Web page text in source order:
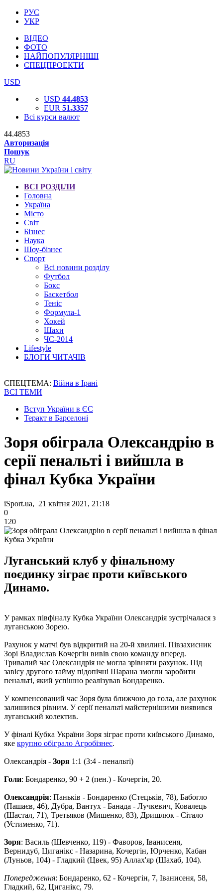
РУС
УКР
ВІДЕО
ФОТО
НАЙПОПУЛЯРНІШІ
СПЕЦПРОЕКТИ
USD
USD 44.4853
EUR 51.3357
Всі курси валют
44.4853
Авторизація
Пошук
RU
ВСІ РОЗДІЛИ
Головна
Україна
Місто
Світ
Бізнес
Наука
Шоу-бізнес
Спорт
Всі новини розділу
Футбол
Бокс
Баскетбол
Теніс
Формула-1
Хокей
Шахи
ЧС-2014
Lifestyle
БЛОГИ ЧИТАЧІВ
СПЕЦТЕМА: Війна в Ірані
ВСІ ТЕМИ
Вступ України в ЄС
Теракт в Барселоні
Зоря обіграла Олександрію в
серії пенальті і вийшла в
фінал Кубка України
iSport.ua, 21 квітня 2021, 21:18
0
120
Луганський клуб у фінальному
поєдинку зіграє проти київського
Динамо.
У рамках півфіналу Кубка України Олександрія зустрічалася з
луганською Зорею.
Рахунок у матчі був відкритий на 20-й хвилині. Півзахисник
Зорі Владислав Кочергін вивів свою команду вперед.
Тривалий час Олександрія не могла зрівняти рахунок. Під
завісу другого тайму підопічні Шарана змогли заробити
пенальті, який успішно реалізував Бондаренко.
У компенсований час Зоря була ближчою до гола, але рахунок
залишився рівним. У серії пенальті майстернішими виявився
луганський колектив.
У фіналі Кубка України Зоря зіграє проти київського Динамо,
яке крупно обіграло Агробізнес.
Олександрія - Зоря 1:1 (3:4 - пенальті)
Голи: Бондаренко, 90 + 2 (пен.) - Кочергін, 20.
Олександрія: Паньків - Бондаренко (Стецьків, 78), Бабогло
(Пашаєв, 46), Дубра, Вантух - Банада - Лучкевич, Ковалець
(Шастал, 71), Третьяков (Мишенко, 83), Дришлюк - Сітало
(Устименко, 71).
Зоря: Василь (Шевченко, 119) - Фаворов, Іванисеня,
Вернидуб, Циганікс - Назарина, Кочергін, Юрченко, Кабан
(Луньов, 104) - Гладкий (Цвек, 95) Аллах'яр (Шахаб, 104).
Попередження: Бондаренко, 62 - Кочергін, 7, Іванисеня, 58,
Гладкий, 62, Циганікс, 79.